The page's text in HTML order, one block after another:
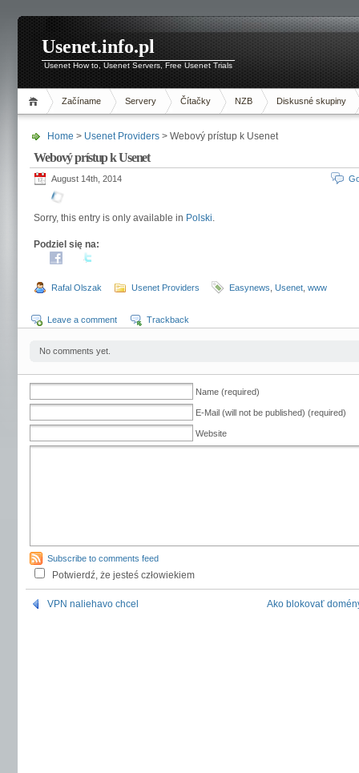
Usenet.info.pl
Usenet How to, Usenet Servers, Free Usenet Trials
Začíname Servery Čítačky NZB Diskusné skupiny
Home > Usenet Providers > Webový prístup k Usenet
Webový prístup k Usenet
August 14th, 2014
Sorry, this entry is only available in Polski.
Podziel się na:
Rafal Olszak Usenet Providers Easynews Usenet www
Leave a comment Trackback
No comments yet.
Name (required)
E-Mail (will not be published) (required)
Website
Subscribe to comments feed
Potwierdź, że jesteś człowiekiem
VPN naliehavo chcel Ako blokovať